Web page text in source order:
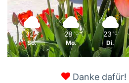
32 ℃
So.
28 ℃
Mo.
23 ℃
Di.
Danke dafür!